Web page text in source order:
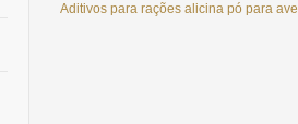
Aditivos para rações alicina pó para